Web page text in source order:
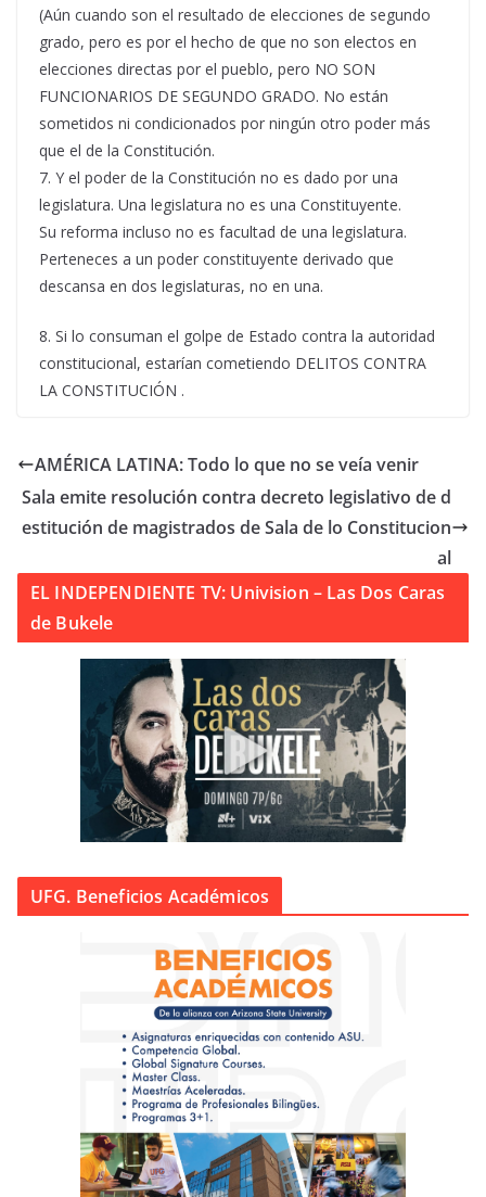
(Aún cuando son el resultado de elecciones de segundo
grado, pero es por el hecho de que no son electos en
elecciones directas por el pueblo, pero NO SON
FUNCIONARIOS DE SEGUNDO GRADO. No están
sometidos ni condicionados por ningún otro poder más
que el de la Constitución.
7. Y el poder de la Constitución no es dado por una
legislatura. Una legislatura no es una Constituyente.
Su reforma incluso no es facultad de una legislatura.
Perteneces a un poder constituyente derivado que
descansa en dos legislaturas, no en una.
8. Si lo consuman el golpe de Estado contra la autoridad
constitucional, estarían cometiendo DELITOS CONTRA
LA CONSTITUCIÓN .
AMÉRICA LATINA: Todo lo que no se veía venir
Sala emite resolución contra decreto legislativo de d
estitución de magistrados de Sala de lo Constitucion
al
EL INDEPENDIENTE TV: Univision – Las Dos Caras
de Bukele
UFG. Beneficios Académicos